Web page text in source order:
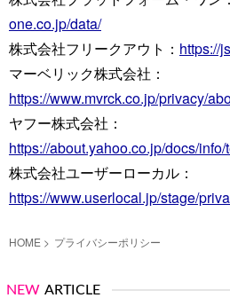
one.co.jp/data/
株式会社フリークアウト： https://
マーベリック株式会社：
https://www.mvrck.co.jp/privacy/
ヤフー株式会社：
https://about.yahoo.co.jp/docs/
株式会社ユーザーローカル：
https://www.userlocal.jp/stage/
HOME プライバシーポリシー
NEW ARTICLE